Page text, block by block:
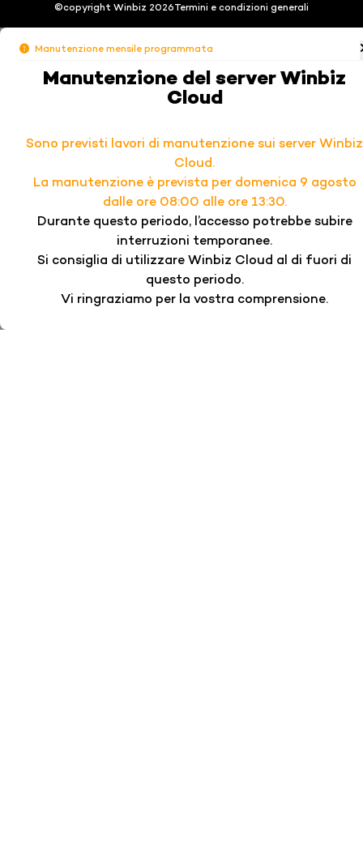
©copyright Winbiz 2026Termini e condizioni generali
Manutenzione mensile programmata
Manutenzione del server Winbiz
Cloud
Sono previsti lavori di manutenzione sui server Winbiz
Cloud.
La manutenzione è prevista per domenica 9 agosto
dalle ore 08:00 alle ore 13:30.
Durante questo periodo, l’accesso potrebbe subire
interruzioni temporanee.
Si consiglia di utilizzare Winbiz Cloud al di fuori di
questo periodo.
Vi ringraziamo per la vostra comprensione.